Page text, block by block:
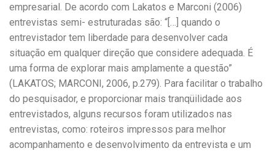
empresarial. De acordo com Lakatos e Marconi (2006)
entrevistas semi- estruturadas são: “[…] quando o
entrevistador tem liberdade para desenvolver cada
situação em qualquer direção que considere adequada. É
uma forma de explorar mais amplamente a questão”
(LAKATOS; MARCONI, 2006, p.279). Para facilitar o trabalho
do pesquisador, e proporcionar mais tranqüilidade aos
entrevistados, alguns recursos foram utilizados nas
entrevistas, como: roteiros impressos para melhor
acompanhamento e desenvolvimento da entrevista e um